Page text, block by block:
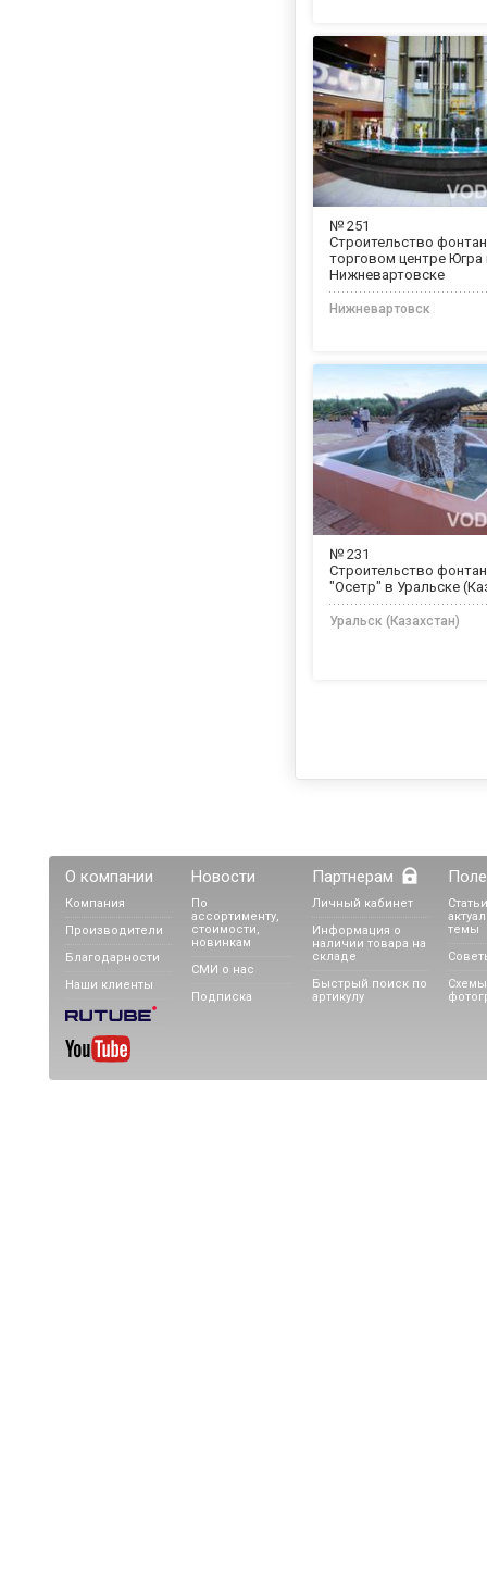
№ 251
Строительство
торговом центре Югра
Нижневартовске
Нижневартовск
№ 231
Строительство
"Осетр" в Уральске
Уральск (Казахстан)
О компании
Компания
Производители
Благодарности
Наши клиенты
Новости
По
ассортименту,
стоимости,
новинкам
СМИ о нас
Подписка
Партнерам
Личный кабинет
Информация о
наличии товара на
складе
Быстрый поиск по
артикулу
темы